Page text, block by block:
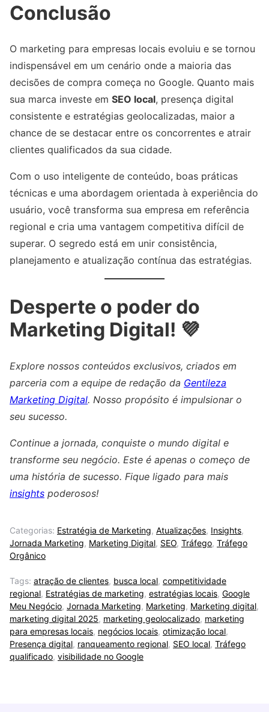
Conclusão
O marketing para empresas locais evoluiu e se tornou
indispensável em um cenário onde a maioria das
decisões de compra começa no Google. Quanto mais
sua marca investe em SEO local, presença digital
consistente e estratégias geolocalizadas, maior a
chance de se destacar entre os concorrentes e atrair
clientes qualificados da sua cidade.
Com o uso inteligente de conteúdo, boas práticas
técnicas e uma abordagem orientada à experiência do
usuário, você transforma sua empresa em referência
regional e cria uma vantagem competitiva difícil de
superar. O segredo está em unir consistência,
planejamento e atualização contínua das estratégias.
Desperte o poder do
Marketing Digital! 💜
Explore nossos conteúdos exclusivos, criados em
parceria com a equipe de redação da Gentileza
Marketing Digital. Nosso propósito é impulsionar o
seu sucesso.
Continue a jornada, conquiste o mundo digital e
transforme seu negócio. Este é apenas o começo de
uma história de sucesso. Fique ligado para mais
insights poderosos!
Categorias: Estratégia de Marketing, Atualizações, Insights,
Jornada Marketing, Marketing Digital, SEO, Tráfego, Tráfego
Orgânico
Tags: atração de clientes, busca local, competitividade
regional, Estratégias de marketing, estratégias locais, Google
Meu Negócio, Jornada Marketing, Marketing, Marketing digital,
marketing digital 2025, marketing geolocalizado, marketing
para empresas locais, negócios locais, otimização local,
Presença digital, ranqueamento regional, SEO local, Tráfego
qualificado, visibilidade no Google